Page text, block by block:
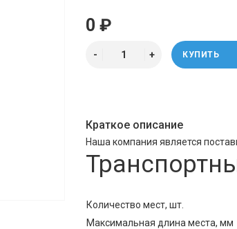
0 ₽
КУПИТЬ
Краткое описание
Наша компания является
Количество мест, шт.
Максимальная длина места, мм